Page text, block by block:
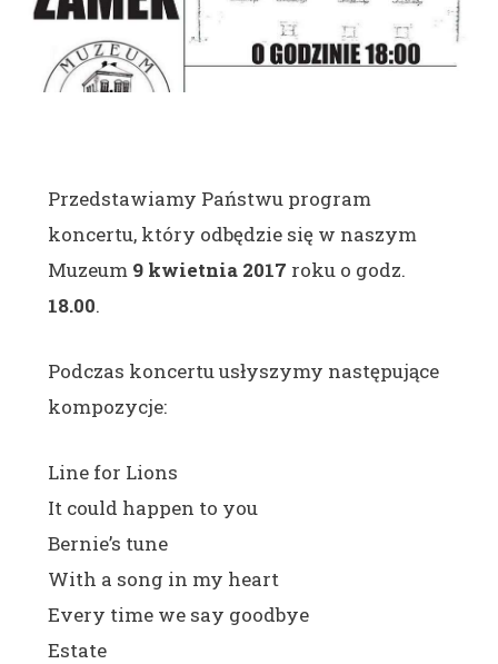
Przedstawiamy Państwu program
koncertu, który odbędzie się w naszym
Muzeum 9 kwietnia 2017 roku o godz.
18.00.
Podczas koncertu usłyszymy następujące
kompozycje:
Line for Lions
It could happen to you
Bernie’s tune
With a song in my heart
Every time we say goodbye
Estate